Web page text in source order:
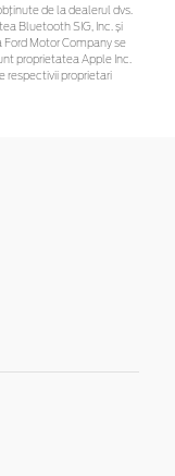
de la dealerul dvs.
Bluetooth SIG, Inc. și
Motor Company se
proprietatea Apple Inc.
respectivii proprietari